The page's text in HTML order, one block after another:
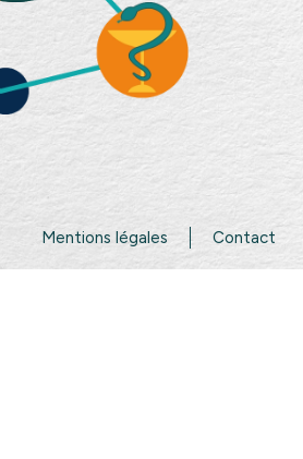
Mentions légales Contact